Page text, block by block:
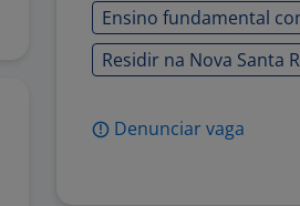
Ensino fundamental
Residir na Nova Santa
Denunciar vaga